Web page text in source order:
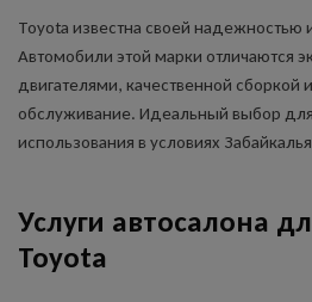
Toyota известна своей надежностью
Автомобили этой марки отличаются
двигателями, качественной сборкой
обслуживание. Идеальный выбор
использования в условиях
Услуги автосалона
Toyota